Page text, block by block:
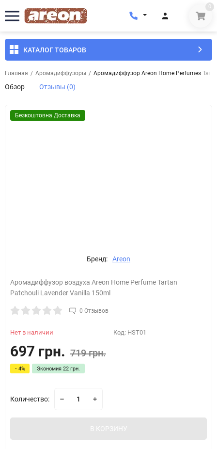
0
КАТАЛОГ ТОВАРОВ
Главная / Аромадиффузоры / Аромадиффузор Areon Home Perfumes
Обзор Отзывы (0)
Безкоштовна Доставка
Бренд: Areon
Аромадиффузор воздуха Areon Home Perfume Tartan
Patchouli Lavender Vanilla 150ml
0 Отзывов
Нет в наличии Код: HST01
697 грн. 719 грн.
- 4% Экономия 22 грн.
Количество:
В КОРЗИНУ